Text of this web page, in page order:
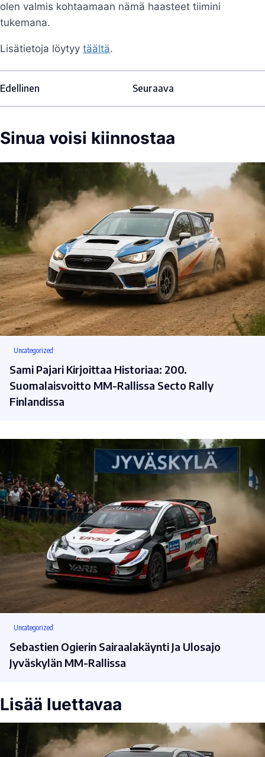
olen valmis kohtaamaan nämä haasteet tiimini
tukemana.
Lisätietoja löytyy täältä.
Edellinen Seuraava
Sinua voisi kiinnostaa
Uncategorized
Sami Pajari Kirjoittaa Historiaa: 200.
Suomalaisvoitto MM-Rallissa Secto Rally
Finlandissa
Uncategorized
Sebastien Ogierin Sairaalakäynti Ja Ulosajo
Jyväskylän MM-Rallissa
Lisää luettavaa